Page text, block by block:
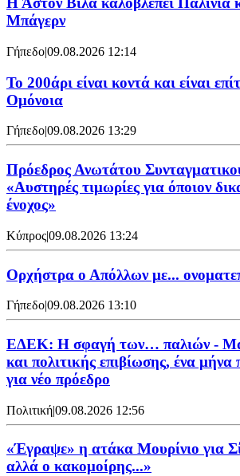
Μπάγερν
Γήπεδο|09.08.2026 12:14
Το 200άρι είναι κοντά και είναι
Ομόνοια
Γήπεδο|09.08.2026 13:29
Πρόεδρος Ανωτάτου
«Αυστηρές τιμωρίες για όποιον
ένοχος»
Κύπρος|09.08.2026 13:24
Ορχήστρα o Aπόλλων με...
Γήπεδο|09.08.2026 13:10
ΕΔΕΚ: Η σφαγή των… παλιών -
και πολιτικής επιβίωσης, ένα μήνα
για νέο πρόεδρο
Πολιτική|09.08.2026 12:56
«Έγραψε» η ατάκα Μουρίνιο για
αλλά ο κακομοίρης...»